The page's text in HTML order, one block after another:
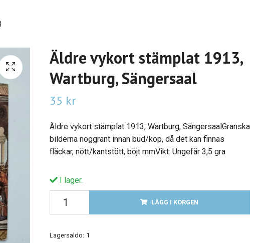
Äldre vykort stämplat 1913,
Wartburg, Sängersaal
35 kr
Äldre vykort stämplat 1913, Wartburg, SängersaalGranska
bilderna noggrant innan bud/köp, då det kan finnas
fläckar, nött/kantstött, böjt mmVikt: Ungefär 3,5 gra
I lager.
LÄGG I KORGEN
Lagersaldo: 1